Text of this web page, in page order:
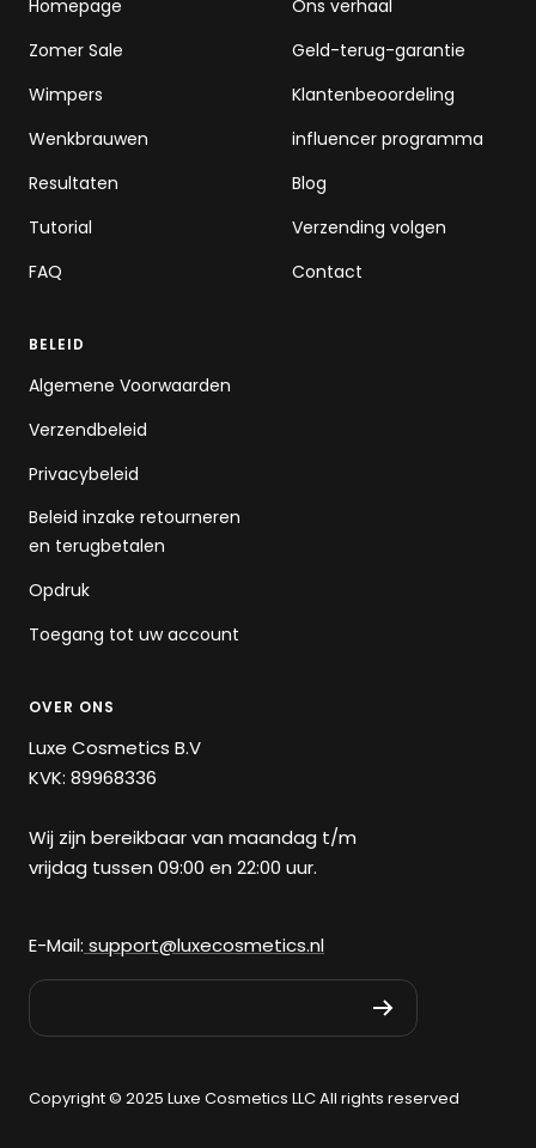
Homepage
Zomer Sale
Wimpers
Wenkbrauwen
Resultaten
Tutorial
FAQ
Ons verhaal
Geld-terug-garantie
Klantenbeoordeling
influencer programma
Blog
Verzending volgen
Contact
BELEID
Algemene Voorwaarden
Verzendbeleid
Privacybeleid
Beleid inzake retourneren
en terugbetalen
Opdruk
Toegang tot uw account
OVER ONS
Luxe Cosmetics B.V
KVK: 89968336
Wij zijn bereikbaar van maandag t/m
vrijdag tussen 09:00 en 22:00 uur.
E-Mail: support@luxecosmetics.nl
Copyright © 2025 Luxe Cosmetics LLC All rights reserved